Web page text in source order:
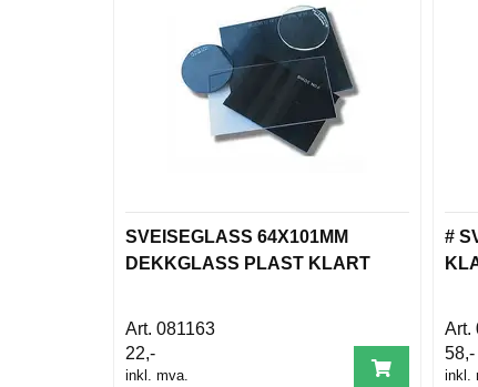
SVEISEGLASS 64X101MM
DEKKGLASS PLAST KLART
081163
22,-
inkl. mva.
#
58,-
inkl.